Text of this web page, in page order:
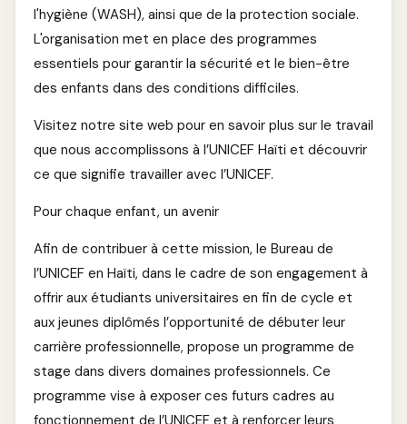
l'hygiène (WASH), ainsi que de la protection sociale.
L'organisation met en place des programmes
essentiels pour garantir la sécurité et le bien-être
des enfants dans des conditions difficiles.
Visitez notre site web pour en savoir plus sur le travail
que nous accomplissons à l’UNICEF Haïti et découvrir
ce que signifie travailler avec l’UNICEF.
Pour chaque enfant, un avenir
Afin de contribuer à cette mission, le Bureau de
l’UNICEF en Haïti, dans le cadre de son engagement à
offrir aux étudiants universitaires en fin de cycle et
aux jeunes diplômés l’opportunité de débuter leur
carrière professionnelle, propose un programme de
stage dans divers domaines professionnels. Ce
programme vise à exposer ces futurs cadres au
fonctionnement de l’UNICEF et à renforcer leurs